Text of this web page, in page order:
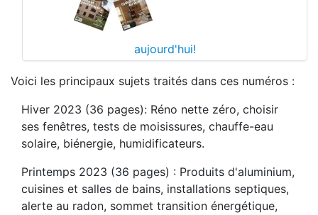
aujourd'hui!
Voici les principaux sujets traités dans ces numéros :
Hiver 2023 (36 pages): Réno nette zéro, choisir
ses fenêtres, tests de moisissures, chauffe-eau
solaire, biénergie, humidificateurs.
Printemps 2023 (36 pages) : Produits d'aluminium,
cuisines et salles de bains, installations septiques,
alerte au radon, sommet transition énergétique,